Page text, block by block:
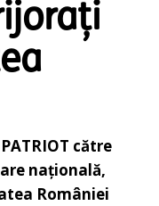
către
națională,
României